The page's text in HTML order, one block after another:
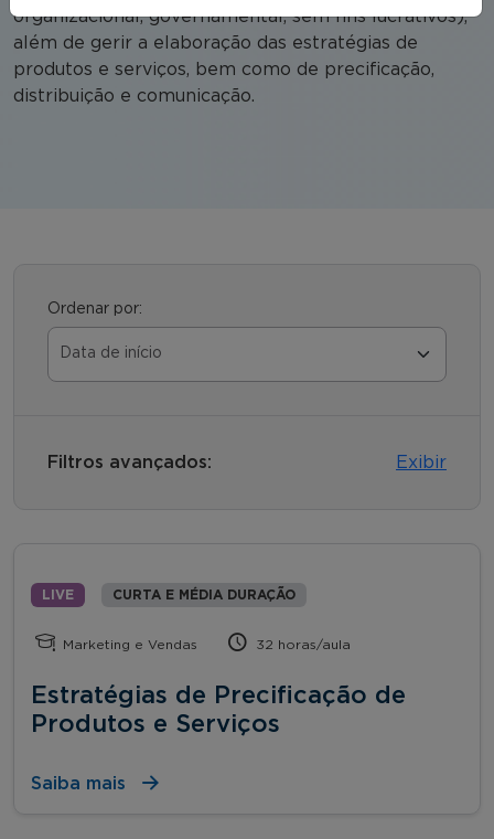
organizacional, governamental, sem fins lucrativos),
além de gerir a elaboração das estratégias de
produtos e serviços, bem como de precificação,
distribuição e comunicação.
Ordenar por:
Filtros avançados: Exibir
LIVE CURTA E MÉDIA DURAÇÃO
Marketing e Vendas 32 horas/aula
Estratégias de Precificação de
Produtos e Serviços
Saiba mais